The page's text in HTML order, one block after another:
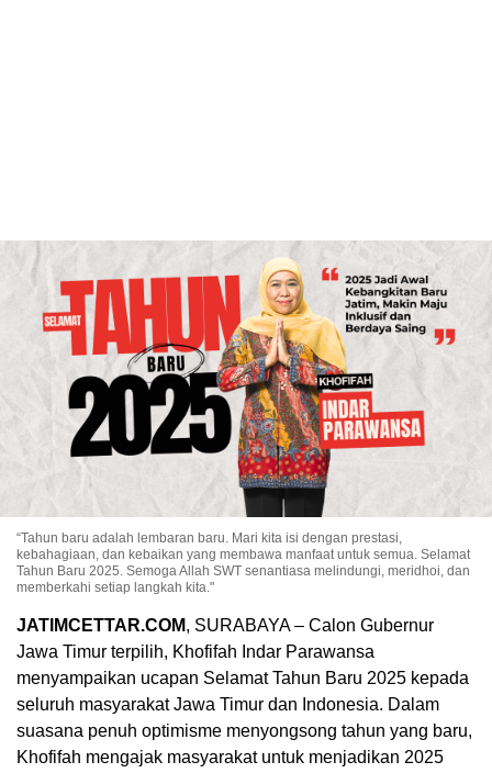
“Tahun baru adalah lembaran baru. Mari kita isi dengan prestasi,
kebahagiaan, dan kebaikan yang membawa manfaat untuk semua. Selamat
Tahun Baru 2025. Semoga Allah SWT senantiasa melindungi, meridhoi, dan
memberkahi setiap langkah kita."
JATIMCETTAR.COM, SURABAYA – Calon Gubernur
Jawa Timur terpilih, Khofifah Indar Parawansa
menyampaikan ucapan Selamat Tahun Baru 2025 kepada
seluruh masyarakat Jawa Timur dan Indonesia. Dalam
suasana penuh optimisme menyongsong tahun yang baru,
Khofifah mengajak masyarakat untuk menjadikan 2025